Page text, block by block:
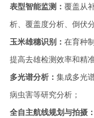
表型智能监测： 覆盖从
析、覆盖度分析、倒伏
玉米雄穗识别： 在育种
提高去雄检测效率和精
多光谱分析： 集成多光
病虫害等研究分析；
全自主航线规划与拍摄‌：